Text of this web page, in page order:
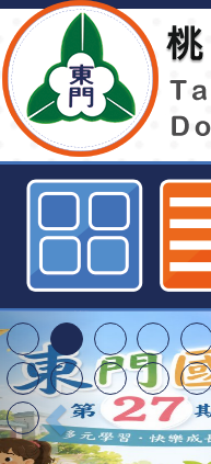
東門國小附設
特教巡迴班代
全球資訊網
桃園